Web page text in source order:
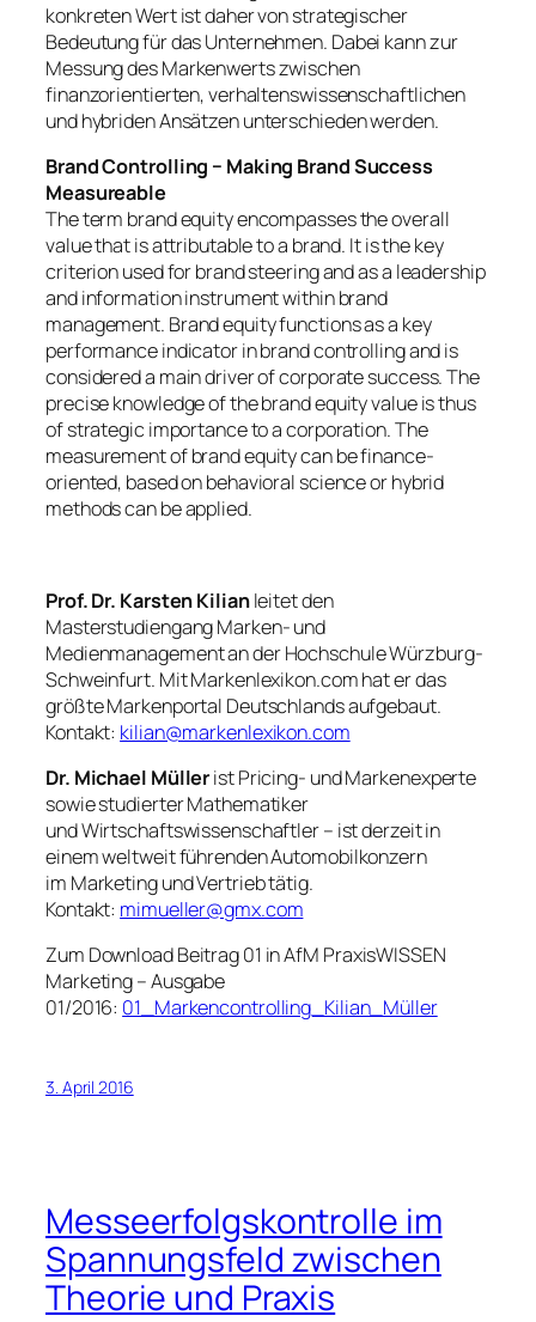
konkreten Wert ist daher von strategischer
Bedeutung für das Unternehmen. Dabei kann zur
Messung des Markenwerts zwischen
finanzorientierten, verhaltenswissenschaftlichen
und hybriden Ansätzen unterschieden werden.
Brand Controlling − Making Brand Success
Measureable
The term brand equity encompasses the overall
value that is attributable to a brand. It is the key
criterion used for brand steering and as a leadership
and information instrument within brand
management. Brand equity functions as a key
performance indicator in brand controlling and is
considered a main driver of corporate success. The
precise knowledge of the brand equity value is thus
of strategic importance to a corporation. The
measurement of brand equity can be finance-
oriented, based on behavioral science or hybrid
methods can be applied.
Prof. Dr. Karsten Kilianleitet den
Masterstudiengang Marken- und
Medienmanagement an der Hochschule Würzburg-
Schweinfurt. Mit Markenlexikon.com hat er das
größte Markenportal Deutschlands aufgebaut.
Kontakt: kilian@markenlexikon.com
Dr. Michael Müllerist Pricing- und Markenexperte
sowie studierter Mathematiker
und Wirtschaftswissenschaftler – ist derzeit in
einem weltweit führenden Automobilkonzern
im Marketing und Vertrieb tätig.
Kontakt: mimueller@gmx.com
Zum Download Beitrag 01 inAfM PraxisWISSEN
Marketing – Ausgabe
01/2016: 01_Markencontrolling_Kilian_Müller
3. April 2016
Messeerfolgskontrolle im
Spannungsfeld zwischen
Theorie und Praxis